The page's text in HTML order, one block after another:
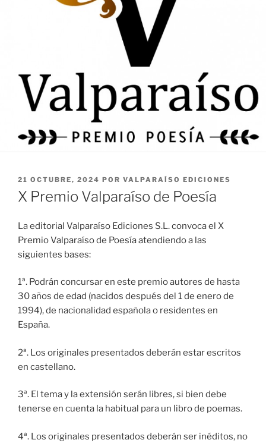
PUBLICADO
EL
21 OCTUBRE, 2024 POR VALPARAÍSO EDICIONES
X Premio Valparaíso de Poesía
La editorial Valparaíso Ediciones S.L. convoca el X
Premio Valparaíso de Poesía atendiendo a las
siguientes bases:
1ª. Podrán concursar en este premio autores de hasta
30 años de edad (nacidos después del 1 de enero de
1994), de nacionalidad española o residentes en
España.
2ª. Los originales presentados deberán estar escritos
en castellano.
3ª. El tema y la extensión serán libres, si bien debe
tenerse en cuenta la habitual para un libro de poemas.
4ª. Los originales presentados deberán ser inéditos, no